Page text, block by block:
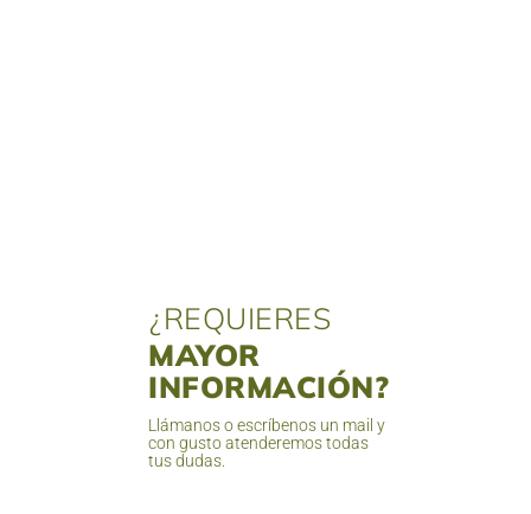
¿REQUIERES
MAYOR
INFORMACIÓN?
Llámanos o escríbenos un mail y
con gusto atenderemos todas
tus dudas.